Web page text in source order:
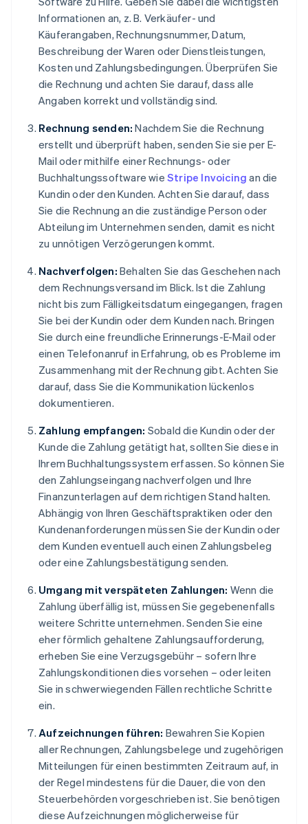
Informationen an, z. B. Verkäufer- und
Käuferangaben, Rechnungsnummer, Datum,
Beschreibung der Waren oder Dienstleistungen,
Kosten und Zahlungsbedingungen. Überprüfen Sie
die Rechnung und achten Sie darauf, dass alle
Angaben korrekt und vollständig sind.
Rechnung senden: Nachdem Sie die Rechnung
erstellt und überprüft haben, senden Sie sie per E-
Mail oder mithilfe einer Rechnungs- oder
Buchhaltungssoftware wie Stripe Invoicing an die
Kundin oder den Kunden. Achten Sie darauf, dass
Sie die Rechnung an die zuständige Person oder
Abteilung im Unternehmen senden, damit es nicht
zu unnötigen Verzögerungen kommt.
Nachverfolgen: Behalten Sie das Geschehen nach
dem Rechnungsversand im Blick. Ist die Zahlung
nicht bis zum Fälligkeitsdatum eingegangen, fragen
Sie bei der Kundin oder dem Kunden nach. Bringen
Sie durch eine freundliche Erinnerungs-E-Mail oder
einen Telefonanruf in Erfahrung, ob es Probleme im
Zusammenhang mit der Rechnung gibt. Achten Sie
darauf, dass Sie die Kommunikation lückenlos
dokumentieren.
Zahlung empfangen: Sobald die Kundin oder der
Kunde die Zahlung getätigt hat, sollten Sie diese in
Ihrem Buchhaltungssystem erfassen. So können Sie
den Zahlungseingang nachverfolgen und Ihre
Finanzunterlagen auf dem richtigen Stand halten.
Abhängig von Ihren Geschäftspraktiken oder den
Kundenanforderungen müssen Sie der Kundin oder
dem Kunden eventuell auch einen Zahlungsbeleg
oder eine Zahlungsbestätigung senden.
Umgang mit verspäteten Zahlungen: Wenn die
Zahlung überfällig ist, müssen Sie gegebenenfalls
weitere Schritte unternehmen. Senden Sie eine
eher förmlich gehaltene Zahlungsaufforderung,
erheben Sie eine Verzugsgebühr – sofern Ihre
Zahlungskonditionen dies vorsehen – oder leiten
Sie in schwerwiegenden Fällen rechtliche Schritte
ein.
Aufzeichnungen führen: Bewahren Sie Kopien
aller Rechnungen, Zahlungsbelege und zugehörigen
Mitteilungen für einen bestimmten Zeitraum auf, in
der Regel mindestens für die Dauer, die von den
Steuerbehörden vorgeschrieben ist. Sie benötigen
diese Aufzeichnungen möglicherweise für